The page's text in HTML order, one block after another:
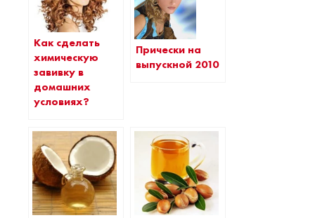
Как сделать
химическую
завивку в
домашних
условиях?
Прически на
выпускной 2010